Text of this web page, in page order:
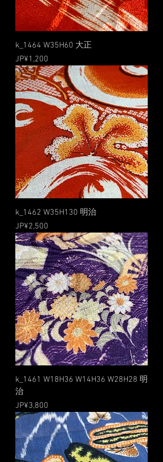
k_1464 W35H60 大正
價格
JP¥1,200
k_1462 W35H130 明治
價格
JP¥2,500
k_1461 W18H36 W14H36 W28H28 明
治
價格
JP¥3,800